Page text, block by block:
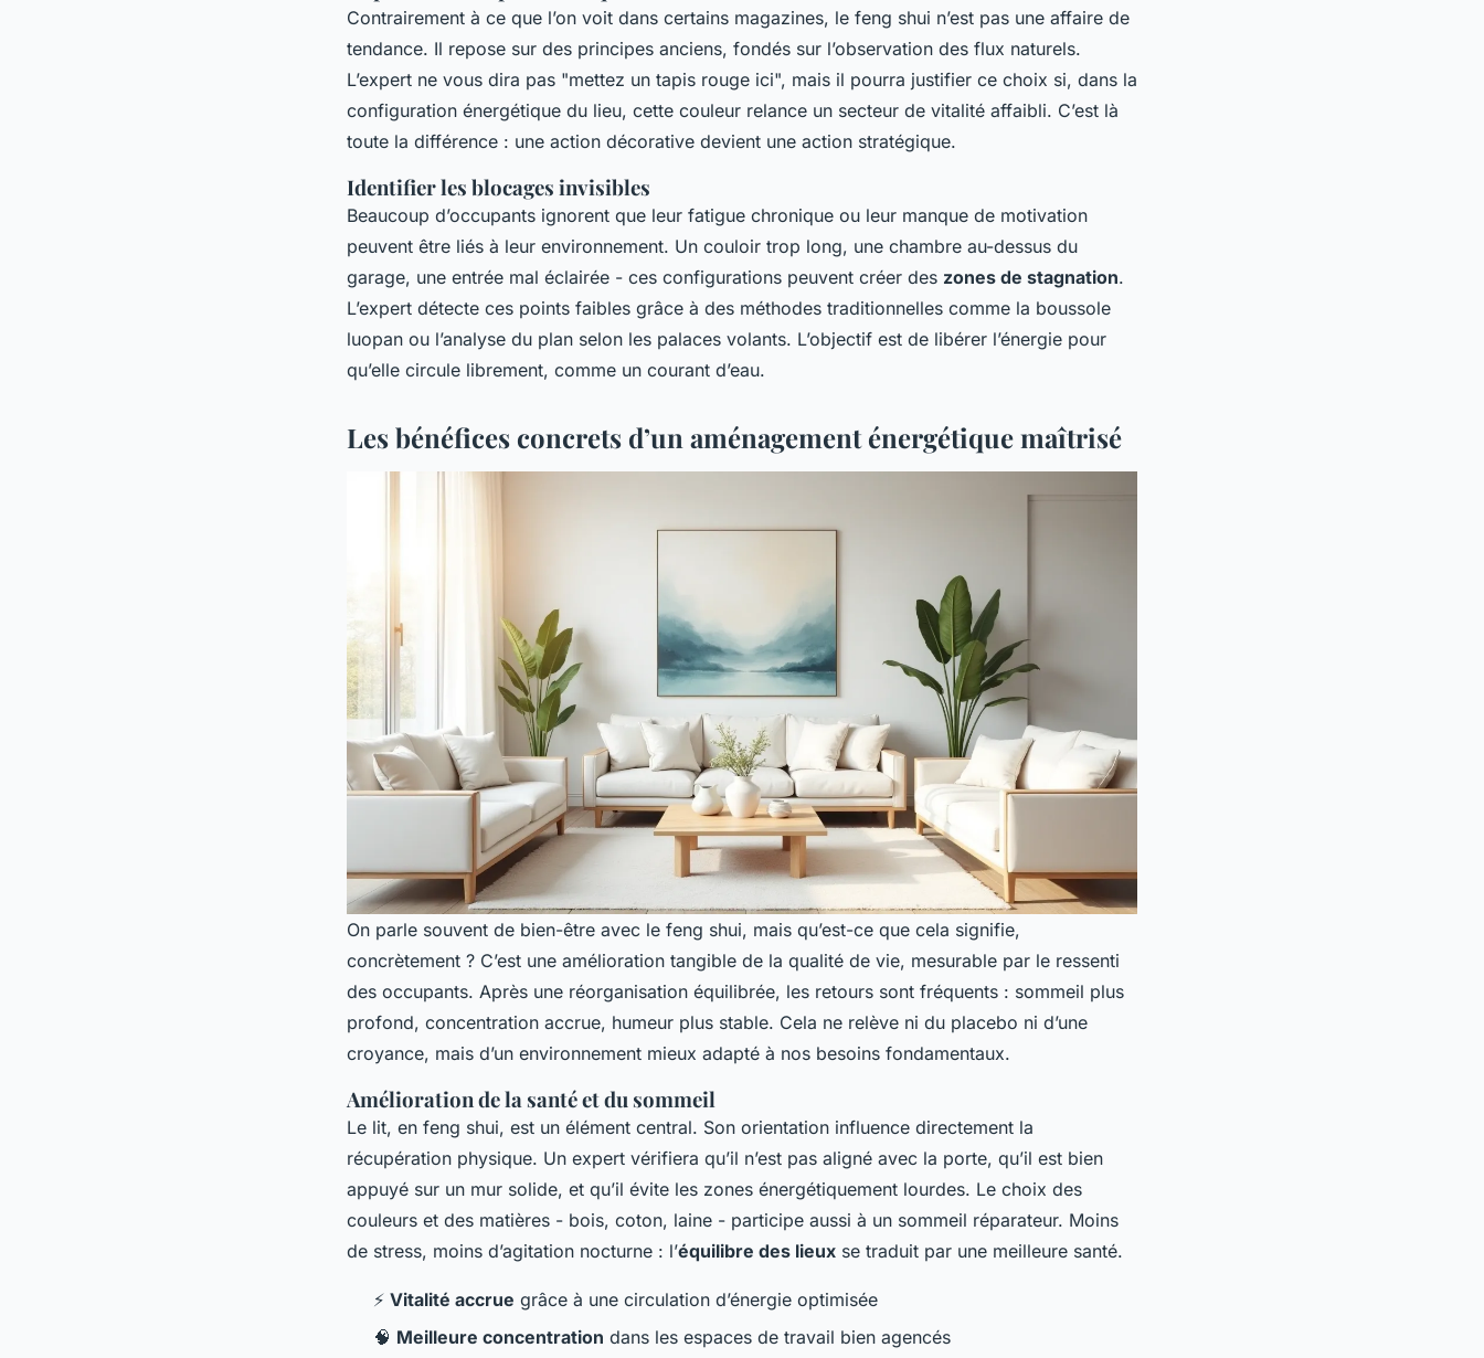
Contrairement à ce que l’on voit dans certains magazines, le feng shui n’est pas une affaire de
tendance. Il repose sur des principes anciens, fondés sur l’observation des flux naturels.
L’expert ne vous dira pas "mettez un tapis rouge ici", mais il pourra justifier ce choix si, dans la
configuration énergétique du lieu, cette couleur relance un secteur de vitalité affaibli. C’est là
toute la différence : une action décorative devient une action stratégique.
Identifier les blocages invisibles
Beaucoup d’occupants ignorent que leur fatigue chronique ou leur manque de motivation
peuvent être liés à leur environnement. Un couloir trop long, une chambre au-dessus du
garage, une entrée mal éclairée - ces configurations peuvent créer des zones de stagnation.
L’expert détecte ces points faibles grâce à des méthodes traditionnelles comme la boussole
luopan ou l’analyse du plan selon les palaces volants. L’objectif est de libérer l’énergie pour
qu’elle circule librement, comme un courant d’eau.
Les bénéfices concrets d’un aménagement énergétique maîtrisé
On parle souvent de bien-être avec le feng shui, mais qu’est-ce que cela signifie,
concrètement ? C’est une amélioration tangible de la qualité de vie, mesurable par le ressenti
des occupants. Après une réorganisation équilibrée, les retours sont fréquents : sommeil plus
profond, concentration accrue, humeur plus stable. Cela ne relève ni du placebo ni d’une
croyance, mais d’un environnement mieux adapté à nos besoins fondamentaux.
Amélioration de la santé et du sommeil
Le lit, en feng shui, est un élément central. Son orientation influence directement la
récupération physique. Un expert vérifiera qu’il n’est pas aligné avec la porte, qu’il est bien
appuyé sur un mur solide, et qu’il évite les zones énergétiquement lourdes. Le choix des
couleurs et des matières - bois, coton, laine - participe aussi à un sommeil réparateur. Moins
de stress, moins d’agitation nocturne : l’équilibre des lieux se traduit par une meilleure santé.
⚡️ Vitalité accrue grâce à une circulation d’énergie optimisée
🧠 Meilleure concentration dans les espaces de travail bien agencés